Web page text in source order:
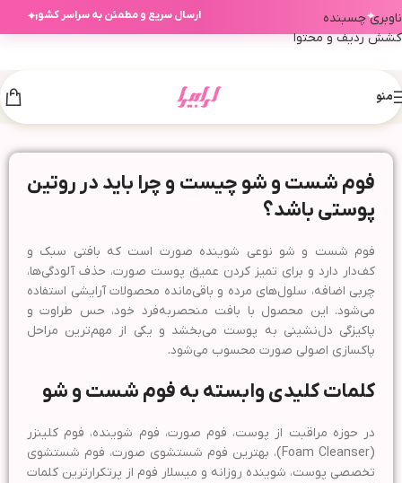
✦ ارسال سریع و مطمئن به سراسر کشور✦
ناوبری چسبنده
کشش ردیف و محتوا
منو
فوم شست و شو چیست و چرا باید در روتین
پوستی باشد؟
فوم شست و شو نوعی شوینده صورت است که بافتی سبک و
کف‌دار دارد و برای تمیز کردن عمیق پوست صورت، حذف آلودگی‌ها،
چربی اضافه، سلول‌های مرده و باقی‌مانده محصولات آرایشی استفاده
می‌شود. این محصول با بافت منحصر‌به‌فرد خود، حس طراوت و
پاکیزگی دل‌نشینی به پوست می‌بخشد و یکی از مهم‌ترین مراحل
پاکسازی اصولی صورت محسوب می‌شود.
کلمات کلیدی وابسته به فوم شست و شو
در حوزه مراقبت از پوست، فوم صورت، فوم شوینده، فوم کلینزر
(Foam Cleanser)، بهترین فوم شستشوی صورت، فوم شستشوی
تخصصی پوست، شوینده روزانه و میسلار فوم از پرتکرارترین کلمات